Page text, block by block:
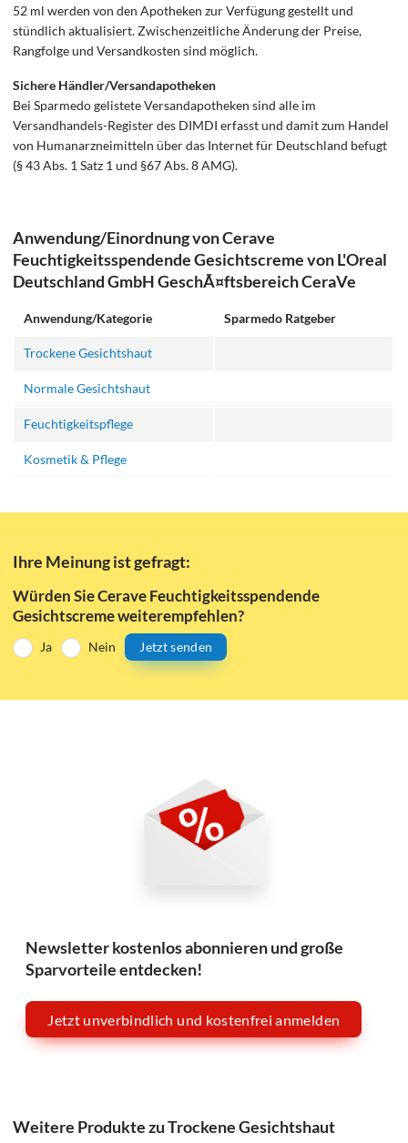
52 ml werden von den Apotheken zur Verfügung gestellt und
stündlich aktualisiert. Zwischenzeitliche Änderung der Preise,
Rangfolge und Versandkosten sind möglich.
Sichere Händler/Versandapotheken
Bei Sparmedo gelistete Versandapotheken sind alle im
Versandhandels-Register des DIMDI erfasst und damit zum Handel
von Humanarzneimitteln über das Internet für Deutschland befugt
(§ 43 Abs. 1 Satz 1 und §67 Abs. 8 AMG).
Anwendung/Einordnung von Cerave
Feuchtigkeitsspendende Gesichtscreme von L'Oreal
Deutschland GmbH GeschÃ¤ftsbereich CeraVe
Anwendung/Kategorie Sparmedo Ratgeber
Trockene Gesichtshaut
Normale Gesichtshaut
Feuchtigkeitspflege
Kosmetik & Pflege
Ihre Meinung ist gefragt:
Würden Sie Cerave Feuchtigkeitsspendende
Gesichtscreme weiterempfehlen?
Ja Nein Jetzt senden
Newsletter kostenlos abonnieren und große
Sparvorteile entdecken!
Jetzt unverbindlich und kostenfrei anmelden
Weitere Produkte zu Trockene Gesichtshaut